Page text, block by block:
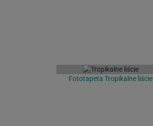
Fototapeta Tropikalne liście